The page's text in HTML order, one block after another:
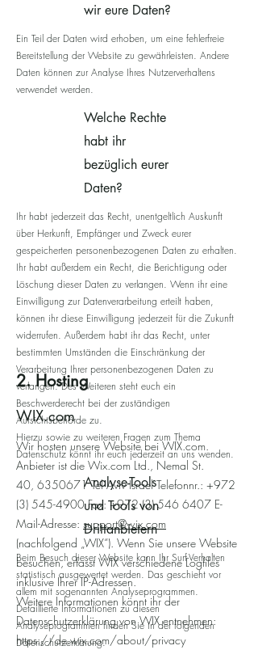
wir eure Daten?
Ein Teil der Daten wird erhoben, um eine fehlerfreie
Bereitstellung der Website zu gewährleisten. Andere
Daten können zur Analyse Ihres Nutzerverhaltens
verwendet werden.
Welche Rechte
habt ihr
bezüglich eurer
Daten?
Ihr habt jederzeit das Recht, unentgeltlich Auskunft
über Herkunft, Empfänger und Zweck eurer
gespeicherten personenbezogenen Daten zu erhalten.
Ihr habt außerdem ein Recht, die Berichtigung oder
Löschung dieser Daten zu verlangen. Wenn ihr eine
Einwilligung zur Datenverarbeitung erteilt haben,
können ihr diese Einwilligung jederzeit für die Zukunft
widerrufen. Außerdem habt ihr das Recht, unter
bestimmten Umständen die Einschränkung der
Verarbeitung Ihrer personenbezogenen Daten zu
verlangen. Des Weiteren steht euch ein
Beschwerderecht bei der zuständigen
Aufsichtsbehörde zu.
Hierzu sowie zu weiteren Fragen zum Thema
Datenschutz könnt ihr euch jederzeit an uns wenden.
Analyse-Tools
und Tools von
Dritt­anbietern
Beim Besuch dieser Website kann Ihr Surf-Verhalten
statistisch ausgewertet werden. Das geschieht vor
allem mit sogenannten Analyseprogrammen.
Detaillierte Informationen zu diesen
Analyseprogrammen finden Sie in der folgenden
Datenschutzerklärung.
2. Hosting
WIX.com
Wir hosten unsere Website bei WIX.com.
Anbieter ist die Wix.com Ltd., Nemal St.
40, 6350671Tel Aviv Israel Telefonnr.: +972
(3) 545-4900Fax:+972 (3) 546 6407 E-
Mail-Adresse: support@wix.com
(nachfolgend „WIX“). Wenn Sie unsere Website
besuchen, erfasst WIX verschiedene Logfiles
inklusive Ihrer IP-Adressen.
Weitere Informationen könnt ihr der
Datenschutzerklärung von WIX entnehmen:
https://de.wix.com/about/privacy